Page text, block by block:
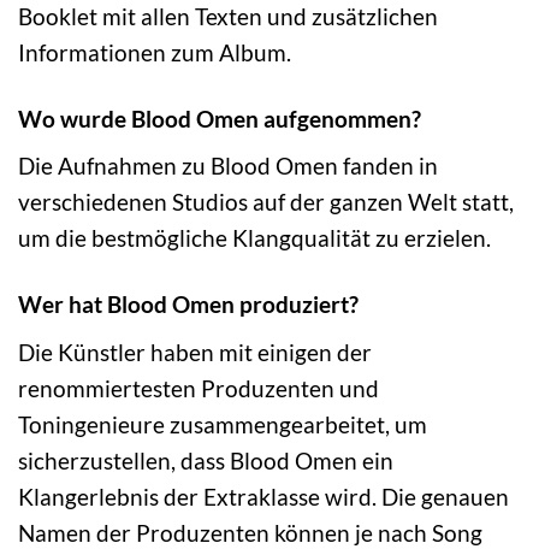
Booklet mit allen Texten und zusätzlichen
Informationen zum Album.
Wo wurde Blood Omen aufgenommen?
Die Aufnahmen zu Blood Omen fanden in
verschiedenen Studios auf der ganzen Welt statt,
um die bestmögliche Klangqualität zu erzielen.
Wer hat Blood Omen produziert?
Die Künstler haben mit einigen der
renommiertesten Produzenten und
Toningenieure zusammengearbeitet, um
sicherzustellen, dass Blood Omen ein
Klangerlebnis der Extraklasse wird. Die genauen
Namen der Produzenten können je nach Song